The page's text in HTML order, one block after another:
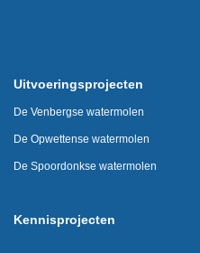
Uitvoeringsprojecten
De Venbergse watermolen
De Opwettense watermolen
De Spoordonkse watermolen
Kennisprojecten